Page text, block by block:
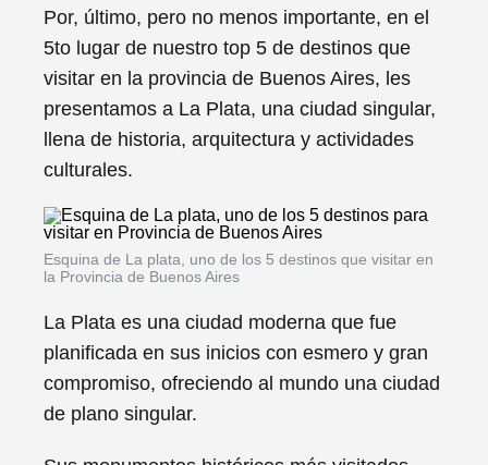
Por, último, pero no menos importante, en el
5to lugar de nuestro top 5 de destinos que
visitar en la provincia de Buenos Aires, les
presentamos a La Plata, una ciudad singular,
llena de historia, arquitectura y actividades
culturales.
Esquina de La plata, uno de los 5 destinos que visitar en
la Provincia de Buenos Aires
La Plata es una ciudad moderna que fue
planificada en sus inicios con esmero y gran
compromiso, ofreciendo al mundo una ciudad
de plano singular.